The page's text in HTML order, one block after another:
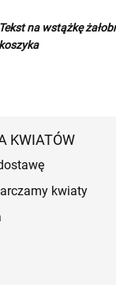
Tekst na wstążkę
koszyka
KWIATÓW
kwiaty